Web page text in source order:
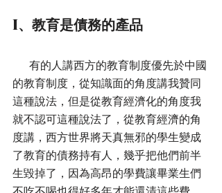
I、教育是債務的產品
的教育制度，從知識面的角度講我贊同
這種說法，但是從教育經濟化的角度我
就不認可這種說法了，從教育經濟的角
度講，西方世界將天真無邪的學生變成
了教育的債務持有人，幾乎把他們前半
生毀掉了，因為高昂的學費讓畢業生們